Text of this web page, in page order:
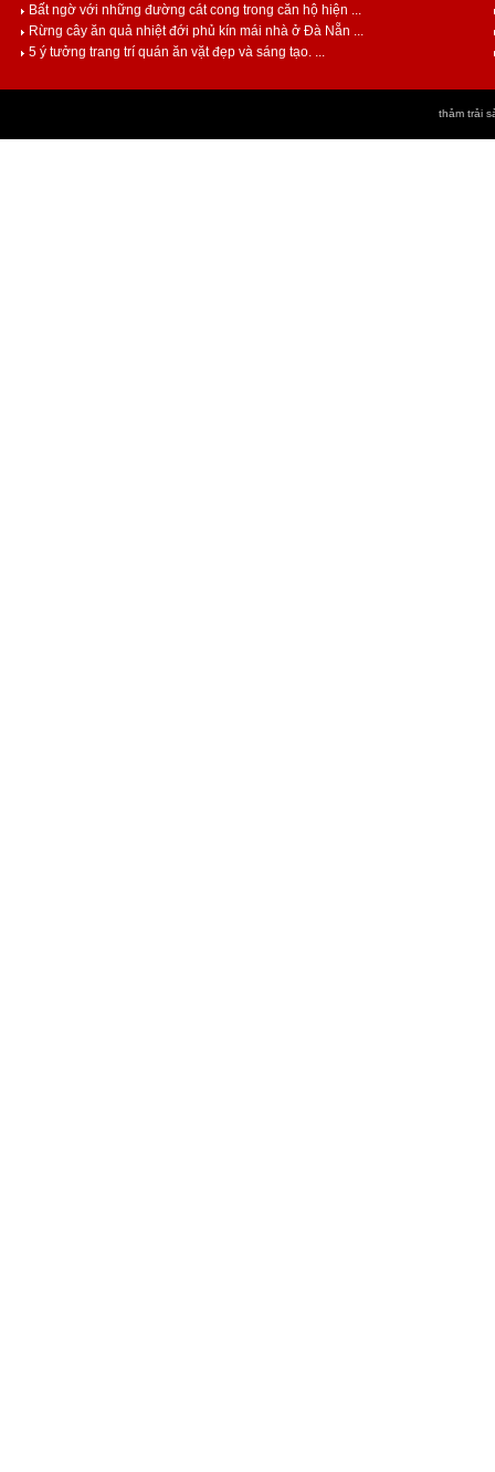
Bất ngờ với những đường cát cong trong căn hộ hiện ...
Rừng cây ăn quả nhiệt đới phủ kín mái nhà ở Đà Nẵn ...
5 ý tưởng trang trí quán ăn vặt đẹp và sáng tạo. ...
thảm trải